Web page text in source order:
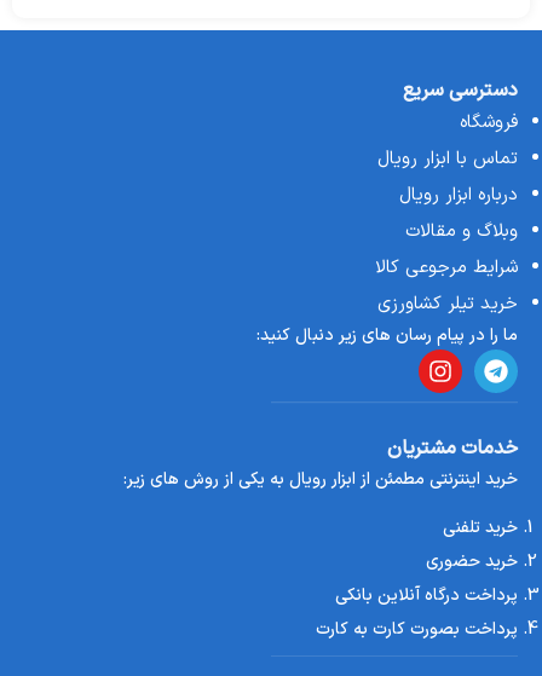
دسترسی سریع
فروشگاه
تماس با ابزار رویال
درباره ابزار رویال
وبلاگ و مقالات
شرایط مرجوعی کالا
خرید تیلر کشاورزی
ما را در پیام رسان های زیر دنبال کنید:
خدمات مشتریان
خرید اینترنتی مطمئن از ابزار رویال به یکی از روش های زیر:
خرید تلفنی
خرید حضوری
پرداخت درگاه آنلاین بانکی
پرداخت بصورت کارت به کارت